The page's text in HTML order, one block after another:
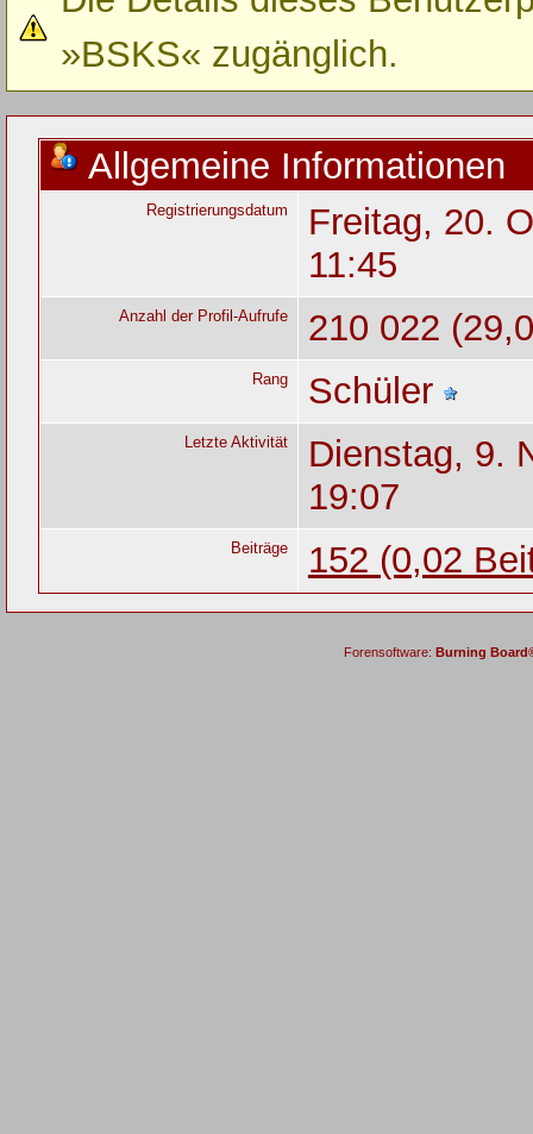
»BSKS« zugänglich.
Allgemeine Informationen
Registrierungsdatum
Freitag, 20.
11:45
Anzahl der Profil-Aufrufe 210 022
Rang Schüler
Letzte Aktivität
Dienstag, 9.
19:07
Beiträge 152 (0,02
Forensoftware: Burning